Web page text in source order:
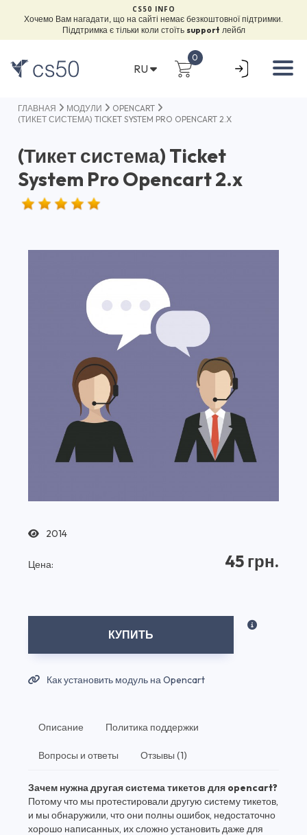
CS50 INFO
Хочемо Вам нагадати, що на сайті немає безкоштовної підтримки.
Піддтримка є тільки коли стоїть support лейбл
RU
0
ГЛАВНАЯ МОДУЛИ
OPENCART
(ТИКЕТ СИСТЕМА) TICKET SYSTEM PRO OPENCART 2.X
(Тикет система) Ticket
System Pro Opencart 2.x
2014
Цена: 45 грн.
КУПИТЬ
Как установить модуль на Opencart
Описание Политика поддержки
Вопросы и ответы Отзывы (1)
Зачем нужна другая система тикетов для opencart?
Потому что мы протестировали другую систему тикетов,
и мы обнаружили, что они полны ошибок, недостаточно
хорошо написанных, их сложно установить даже для